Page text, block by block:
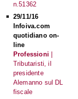
n.51362
29/11/16
Infoiva.com
quotidiano on-
line
Professioni |
Tributaristi, il
presidente
Alemanno sul DL
fiscale